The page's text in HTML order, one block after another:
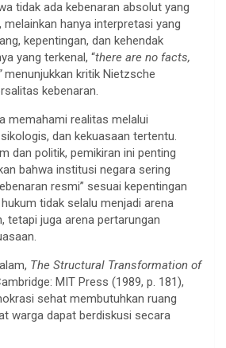
tidak ada kebenaran absolut yang
hanya interpretasi yang
kepentingan, dan kehendak
yang terkenal, “there are no facts,
menunjukkan kritik Nietzsche
kebenaran.
memahami realitas melalui
dan kekuasaan tertentu.
dan politik, pemikiran ini penting
bahwa institusi negara sering
resmi” sesuai kepentingan
tidak selalu menjadi arena
tetapi juga arena pertarungan
The Structural Transformation of
MIT Press (1989, p. 181),
sehat membutuhkan ruang
warga dapat berdiskusi secara